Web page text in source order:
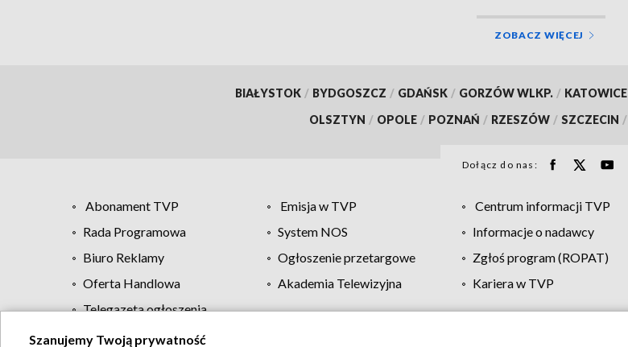
ZOBACZ WIĘCEJ
BIAŁYSTOK / BYDGOSZCZ / GDAŃSK / GORZÓW WLKP. / KATOWICE
OLSZTYN / OPOLE / POZNAŃ / RZESZÓW / SZCZECIN /
Dołącz do nas:
Abonament TVP Emisja w TVP Centrum informacji TVP
Rada Programowa
System NOS Informacje o nadawcy
Biuro Reklamy
Ogłoszenie przetargowe Zgłoś program (ROPAT)
Oferta Handlowa
Akademia Telewizyjna Kariera w TVP
Telegazeta ogłoszenia
Szanujemy Twoją prywatność